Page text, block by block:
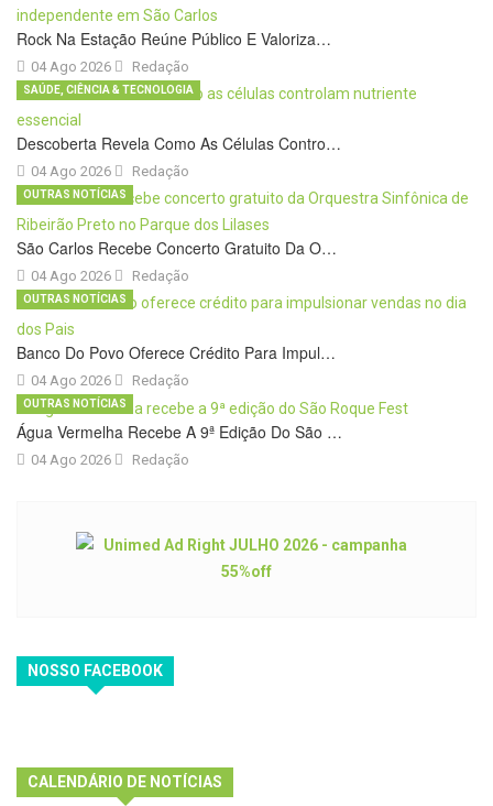
Rock Na Estação Reúne Público E Valoriza…
04 Ago 2026 Redação
Descoberta Revela Como As Células Contro…
04 Ago 2026
SAÚDE, CIÊNCIA & TECNOLOGIA
Redação
São Carlos Recebe Concerto Gratuito Da O…
04 Ago 2026
OUTRAS NOTÍCIAS
Redação
Banco Do Povo Oferece Crédito Para Impul…
04 Ago 2026
OUTRAS NOTÍCIAS
Redação
Água Vermelha Recebe A 9ª Edição Do São …
04 Ago 2026
OUTRAS NOTÍCIAS
Redação
NOSSO FACEBOOK
CALENDÁRIO DE NOTÍCIAS